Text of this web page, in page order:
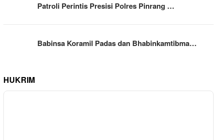
Patroli Perintis Presisi Polres Pinrang …
Babinsa Koramil Padas dan Bhabinkamtibma…
HUKRIM